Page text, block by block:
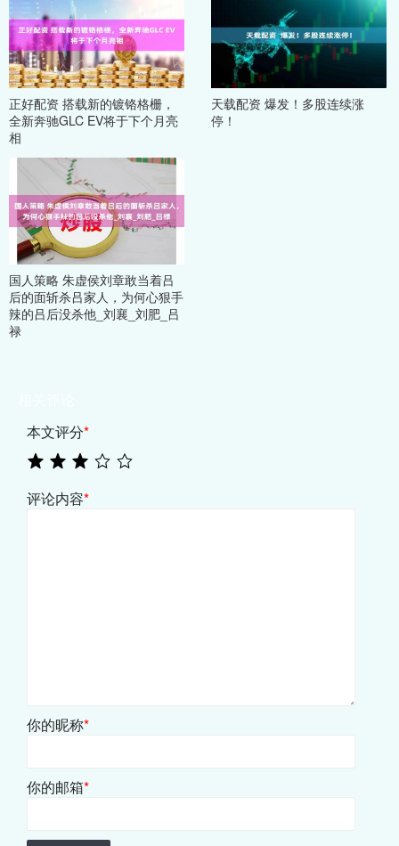
正好配资 搭载新的镀铬格栅，
全新奔驰GLC EV将于下个月亮
相
天载配资 爆发！多股连续涨
停！
国人策略 朱虚侯刘章敢当着吕
后的面斩杀吕家人，为何心狠手
辣的吕后没杀他_刘襄_刘肥_吕
禄
本文评分*
评论内容*
你的昵称*
你的邮箱*